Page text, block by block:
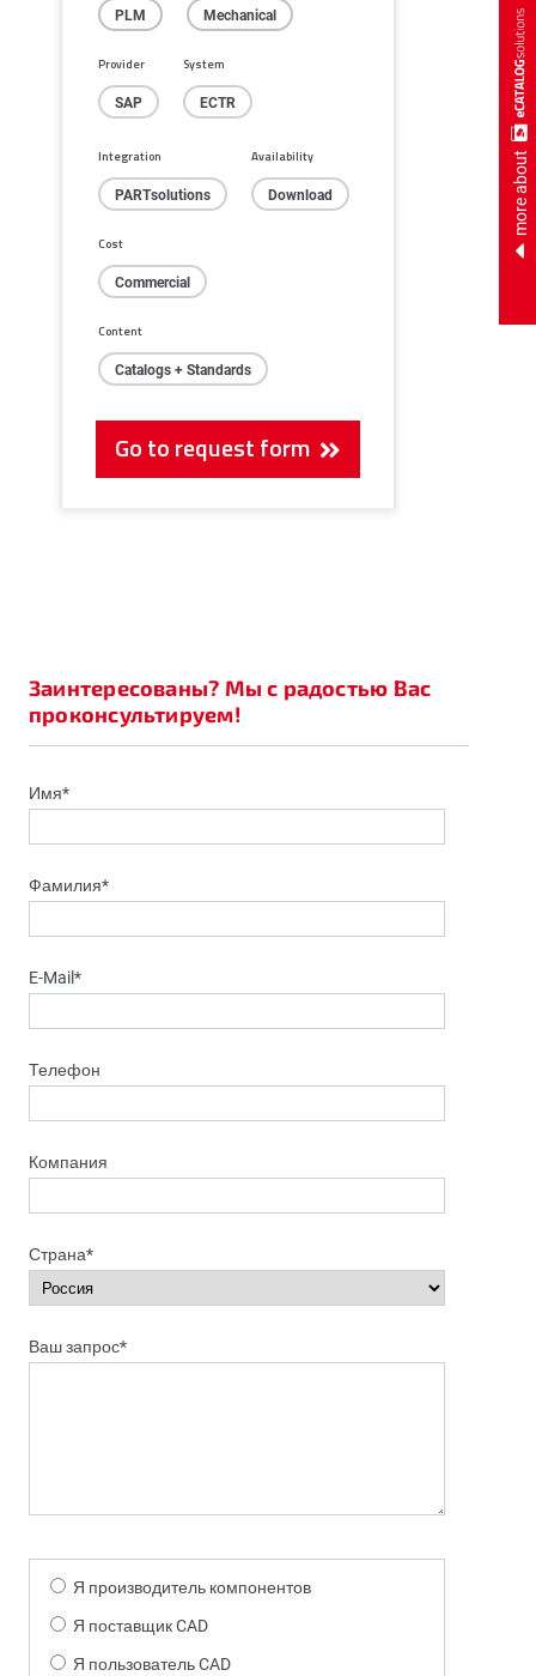
more about
PLM Mechanical
Provider
SAP
System
ECTR
Integration
PARTsolutions
Availability
Download
Cost
Commercial
Content
Catalogs + Standards
Go to request form
Заинтересованы? Мы с радостью Вас
проконсультируем!
Имя*
Фамилия*
E-Mail*
Телефон
Компания
Страна*
Ваш запрос*
Я производитель компонентов
Я поставщик CAD
Я пользователь CAD